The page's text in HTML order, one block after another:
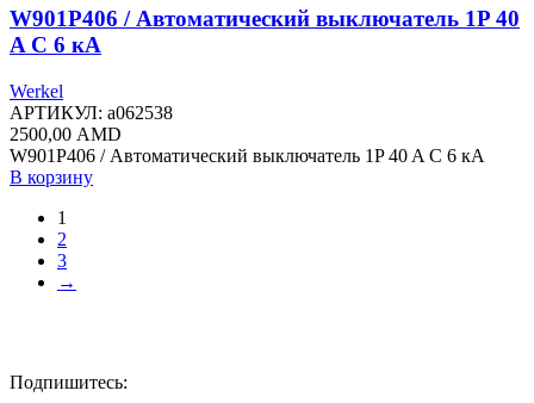
W901P406 / Автоматический выключатель 1P 40
A C 6 кА
Werkel
АРТИКУЛ: a062538
2500,00 AMD
W901P406 / Автоматический выключатель 1P 40 A C 6 кА
В корзину
1
2
3
→
Подпишитесь: